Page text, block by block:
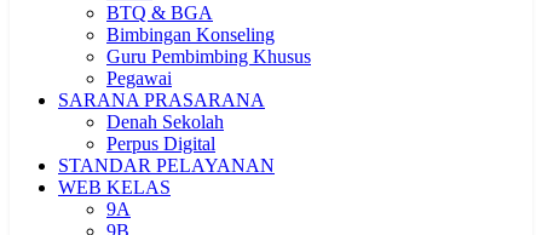
BTQ & BGA
Bimbingan Konseling
Guru Pembimbing Khusus
Pegawai
SARANA PRASARANA
Denah Sekolah
Perpus Digital
STANDAR PELAYANAN
WEB KELAS
9A
9B